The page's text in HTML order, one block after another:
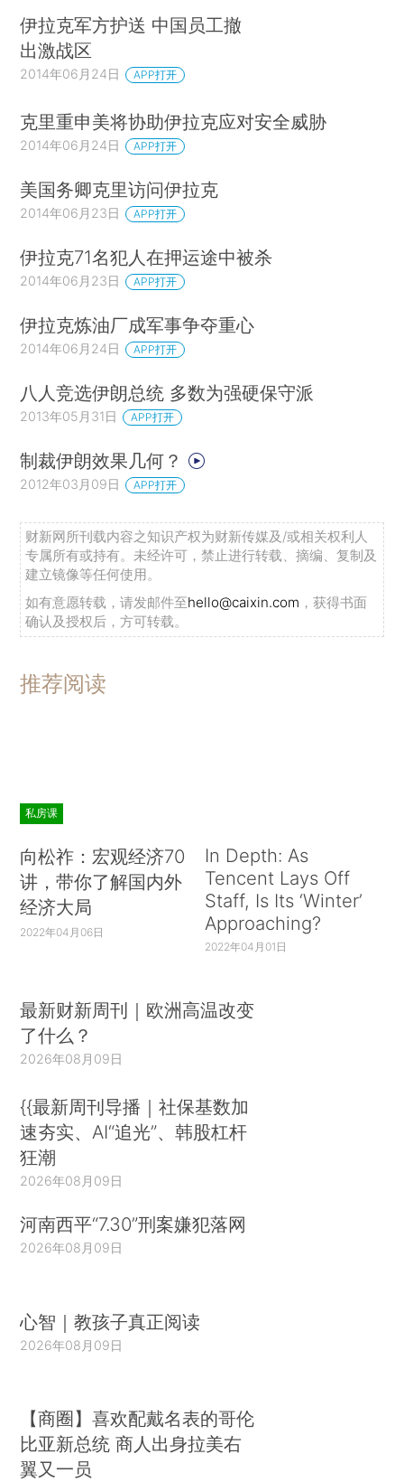
伊拉克军方护送 中国员工撤
出激战区
2014年06月24日 APP打开
克里重申美将协助伊拉克应对安全威胁
2014年06月24日 APP打开
美国务卿克里访问伊拉克
2014年06月23日 APP打开
伊拉克71名犯人在押运途中被杀
2014年06月23日 APP打开
伊拉克炼油厂成军事争夺重心
2014年06月24日 APP打开
八人竞选伊朗总统 多数为强硬保守派
2013年05月31日 APP打开
制裁伊朗效果几何？
2012年03月09日 APP打开
财新网所刊载内容之知识产权为财新传媒及/或相关权利人
专属所有或持有。未经许可，禁止进行转载、摘编、复制及
建立镜像等任何使用。
如有意愿转载，请发邮件至hello@caixin.com ，获得书面
确认及授权后，方可转载。
推荐阅读
私房课
向松祚：宏观经济70
讲，带你了解国内外
经济大局
2022年04月06日
In Depth: As
Tencent Lays Off
Staff, Is Its ‘Winter’
Approaching?
2022年04月01日
最新财新周刊｜欧洲高温改变
了什么？
2026年08月09日
{{最新周刊导播｜社保基数加
速夯实、AI“追光”、韩股杠杆
狂潮
2026年08月09日
河南西平“7.30”刑案嫌犯落网
2026年08月09日
心智｜教孩子真正阅读
2026年08月09日
【商圈】喜欢配戴名表的哥伦
比亚新总统 商人出身拉美右
翼又一员